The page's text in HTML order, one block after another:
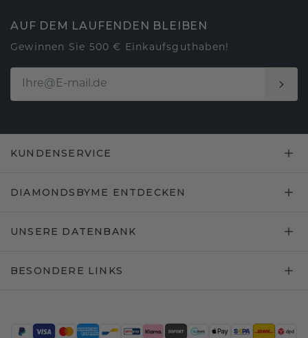
AUF DEM LAUFENDEN BLEIBEN
Gewinnen Sie 500 € Einkaufsguthaben!
KUNDENSERVICE
DIAMONDSBYME ENTDECKEN
UNSERE DATENBANK
BESONDERE LINKS